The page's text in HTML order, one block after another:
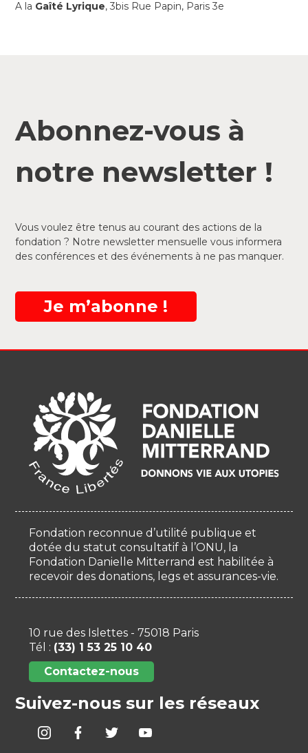
A la Gaîté Lyrique, 3bis Rue Papin, Paris 3e
Abonnez-vous à
notre newsletter !
Vous voulez être tenus au courant des actions de la
fondation ? Notre newsletter mensuelle vous informera
des conférences et des événements à ne pas manquer.
Je m’abonne !
Fondation reconnue d’utilité publique et
dotée du statut consultatif à l’ONU, la
Fondation Danielle Mitterrand est habilitée à
recevoir des donations, legs et assurances-vie.
10 rue des Islettes - 75018 Paris
Tél : (33) 1 53 25 10 40
Contactez-nous
Suivez-nous sur les réseaux